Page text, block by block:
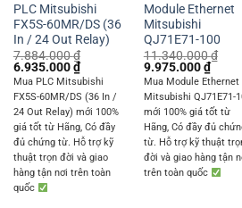
PLC Mitsubishi
FX5S-60MR/DS (36
In / 24 Out Relay)
7.884.000₫
Original
price
was:
7.884.000 ₫.
6.935.000₫Current
price
is:
6.935.000 ₫.
Mua PLC Mitsubishi
FX5S-60MR/DS (36 In /
24 Out Relay) mới 100%
giá tốt từ Hãng, Có đầy
đủ chứng từ. Hỗ trợ kỹ
thuật trọn đời và giao
hàng tận nơi trên toàn
quốc
Module Ethernet
Mitsubishi
QJ71E71-100
11.340.000₫
Original
price
was:
11.340.000 ₫.
9.975.000₫
price
is:
Mua Module Ethernet
Mitsubishi QJ71E71-
mới 100% giá tốt từ
Hãng, Có đầy đủ
từ. Hỗ trợ kỹ thuật
đời và giao hàng tận
trên toàn quốc